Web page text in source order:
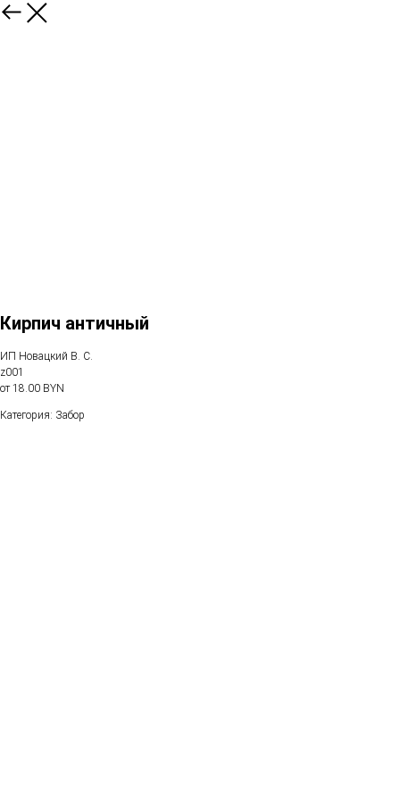
Кирпич античный
ИП Новацкий В. С.
z001
от 18.00 BYN
Категория: Забор